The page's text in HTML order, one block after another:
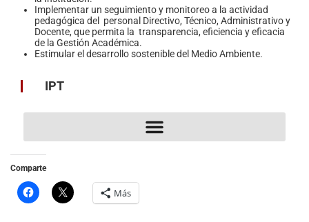
Implementar un seguimiento y monitoreo a la actividad
pedagógica del personal Directivo, Técnico, Administrativo y
Docente, que permita la transparencia, eficiencia y eficacia
de la Gestión Académica.
Estimular el desarrollo sostenible del Medio Ambiente.
IPT
Comparte
Más